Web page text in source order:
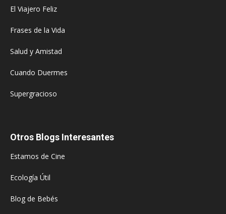
El Viajero Feliz
Frases de la Vida
Salud y Amistad
Cuando Duermes
Supergracioso
Otros Blogs Interesantes
Estamos de Cine
Ecología Útil
Blog de Bebés